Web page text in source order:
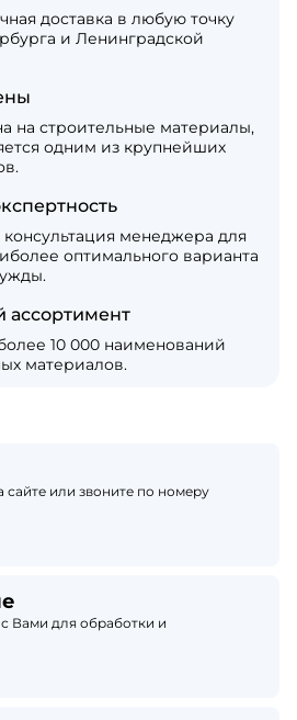
доставка в любую точку
и Ленинградской
на строительные материалы,
одним из крупнейших
консультация менеджера для
оптимального варианта
10 000 наименований
материалов.
сайте или звоните по номеру
Вами для обработки и